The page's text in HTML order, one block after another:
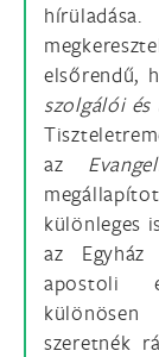
elsőrendű,
szolgálói
az
különleges
az
apostoli
szeretnék